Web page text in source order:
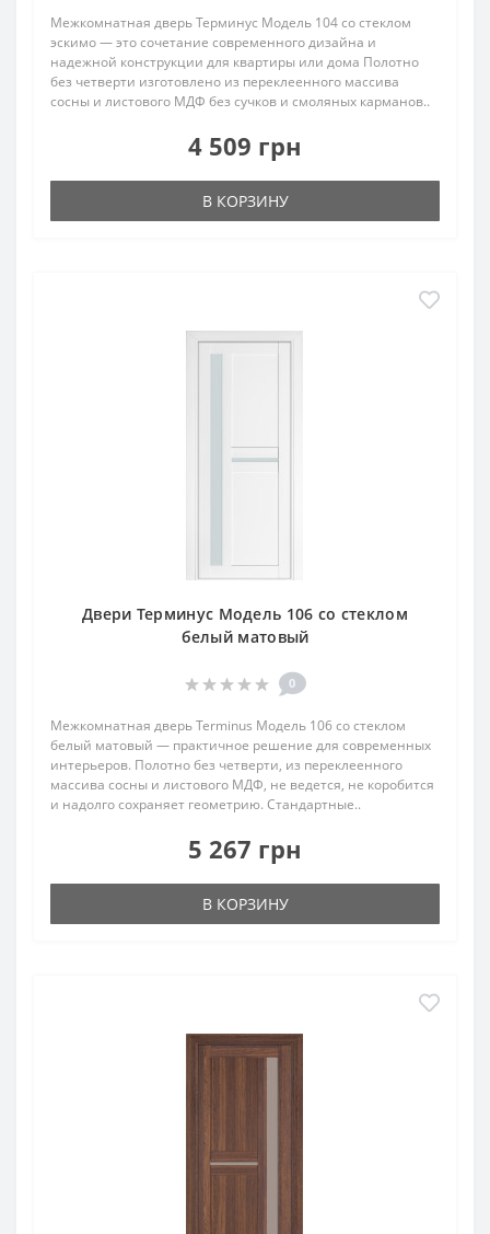
Межкомнатная дверь Терминус Модель 104 со стеклом
эскимо — это сочетание современного дизайна и
надежной конструкции для квартиры или дома Полотно
без четверти изготовлено из переклеенного массива
сосны и листового МДФ без сучков и смоляных карманов..
4 509 грн
В КОРЗИНУ
Двери Терминус Модель 106 со стеклом
белый матовый
0
Межкомнатная дверь Terminus Модель 106 со стеклом
белый матовый — практичное решение для современных
интерьеров. Полотно без четверти, из переклеенного
массива сосны и листового МДФ, не ведется, не коробится
и надолго сохраняет геометрию. Стандартные..
5 267 грн
В КОРЗИНУ